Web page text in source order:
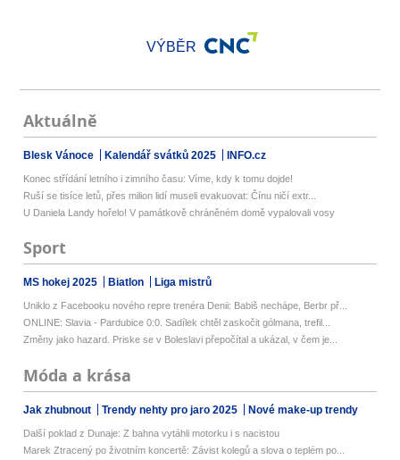
VÝBĚR
Aktuálně
Blesk Vánoce Kalendář svátků 2025 INFO.cz
Konec střídání letního i zimního času: Víme, kdy k tomu dojde!
Ruší se tisíce letů, přes milion lidí museli evakuovat: Čínu ničí extr...
U Daniela Landy hořelo! V památkově chráněném domě vypalovali vosy
Sport
MS hokej 2025 Biatlon Liga mistrů
Uniklo z Facebooku nového repre trenéra Denii: Babiš nechápe, Berbr př...
ONLINE: Slavia - Pardubice 0:0. Sadílek chtěl zaskočit gólmana, trefil...
Změny jako hazard. Priske se v Boleslavi přepočítal a ukázal, v čem je...
Móda a krása
Jak zhubnout Trendy nehty pro jaro 2025 Nové make-up trendy
Další poklad z Dunaje: Z bahna vytáhli motorku i s nacistou
Marek Ztracený po životním koncertě: Závist kolegů a slova o teplém po...